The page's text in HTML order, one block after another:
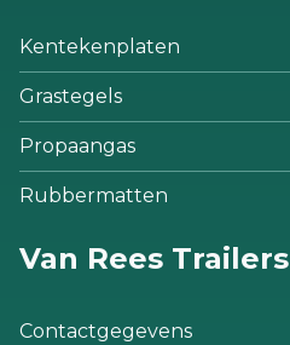
Kentekenplaten
Grastegels
Propaangas
Rubbermatten
Van Rees Trailers
Contactgegevens